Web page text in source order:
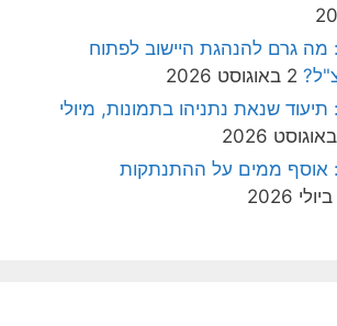
מה גרם להנהגת היישוב לפתוח
2 באוגוסט 2026
שנאת נתניהו בתמונות, מיולי
אוסף ממים על ההתנתקות